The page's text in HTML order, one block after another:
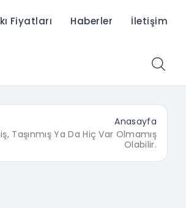
Fiyatları Haberler İletişim
Anasayfa
Taşınmış Ya Da Hiç Var Olmamış
Olabilir.